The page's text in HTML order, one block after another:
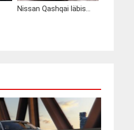
Nissan Qashqai läbis...